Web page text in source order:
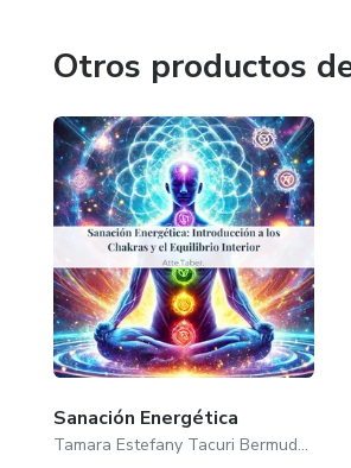
Otros productos
Sanación Energética
Tamara Estefany Tacuri Bermudez